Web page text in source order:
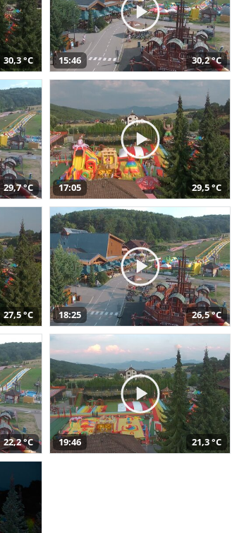
30,3 °C 15:46 30,2 °C
29,7 °C 17:05 29,5 °C
27,5 °C 18:25 26,5 °C
22,2 °C 19:46 21,3 °C